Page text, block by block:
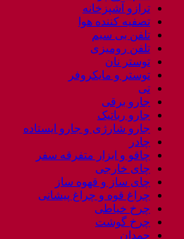
ترازو آشپزخانه
تصفیه کننده هوا
تلفن بی سیم
تلفن رومیزی
توستر نان
توستر و مایکروفر
تی
جارو برقی
جارو رباتیک
جارو شارژی و جارو ایستاده
چادر
چاقو و ابزار متفرقه سفر
چای خارجی
چای ساز و قهوه ساز
چراغ قوه و چراغ پیشانی
چرخ خیاطی
چرخ گوشت
چمدان